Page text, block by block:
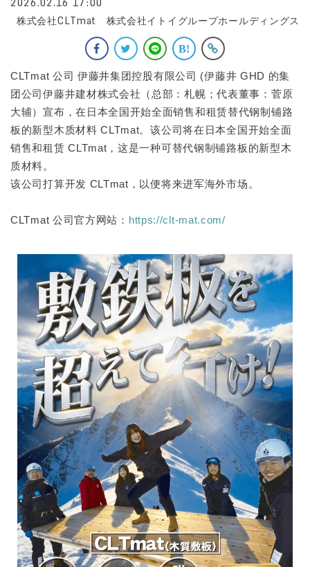
株式会社CLTmat 株式会社イトイグループホールディングス
CLTmat 公司 伊藤井集团控股有限公司 (伊藤井 GHD 的集
团公司伊藤井建材株式会社（总部：札幌；代表董事：菅原
大辅）宣布，在日本全国开始全面销售和租赁替代钢制铺路
板的新型木质材料 CLTmat。该公司将在日本全国开始全面
销售和租赁 CLTmat，这是一种可替代钢制铺路板的新型木
质材料。
该公司打算开发 CLTmat，以便将来进军海外市场。
CLTmat 公司官方网站： https://clt-mat.com/